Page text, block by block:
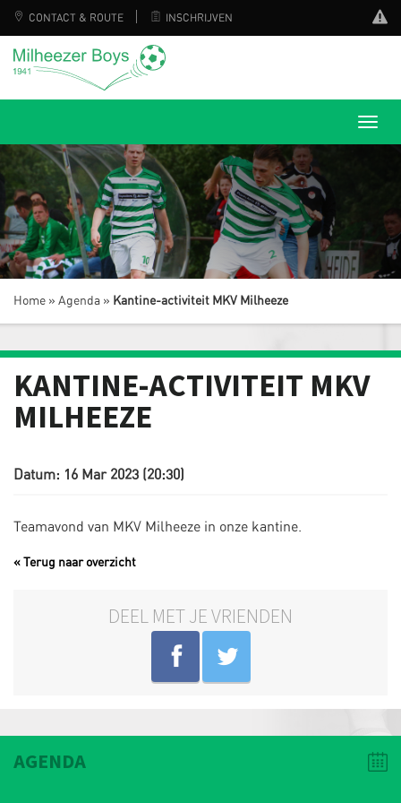
CONTACT & ROUTE INSCHRIJVEN
Home » Agenda » Kantine-activiteit MKV Milheeze
KANTINE-ACTIVITEIT MKV
MILHEEZE
Datum: 16 Mar 2023 (20:30)
Teamavond van MKV Milheeze in onze kantine.
« Terug naar overzicht
DEEL MET JE VRIENDEN
AGENDA